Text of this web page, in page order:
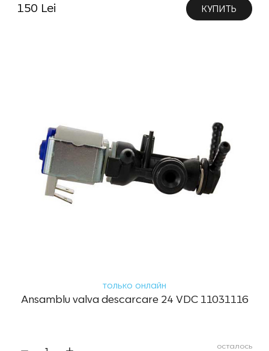
150 Lei КУПИТЬ
только онлайн
Ansamblu valva descarcare 24 VDC 11031116
осталось